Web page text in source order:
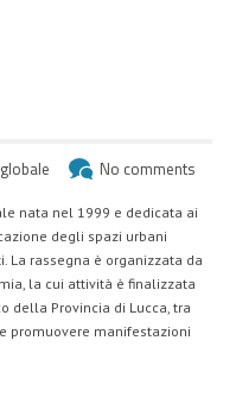
No comments
nata nel 1999 e dedicata ai
degli spazi urbani
La rassegna è organizzata da
la cui attività è finalizzata
della Provincia di Lucca, tra
promuovere manifestazioni